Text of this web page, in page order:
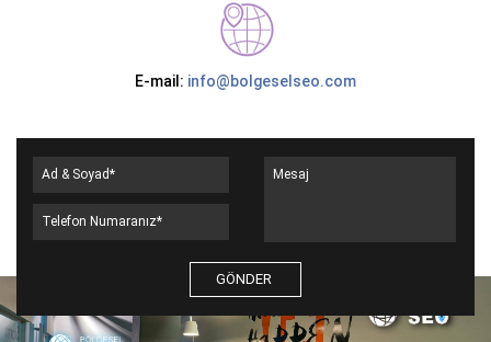
E-mail: info@bolgeselseo.com